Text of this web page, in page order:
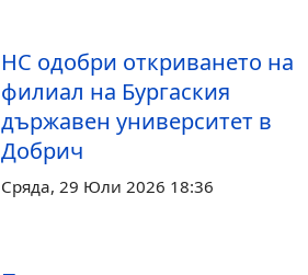
НС одобри откриването на
филиал на Бургаския
държавен университет в
Добрич
Сряда, 29 Юли 2026 18:36